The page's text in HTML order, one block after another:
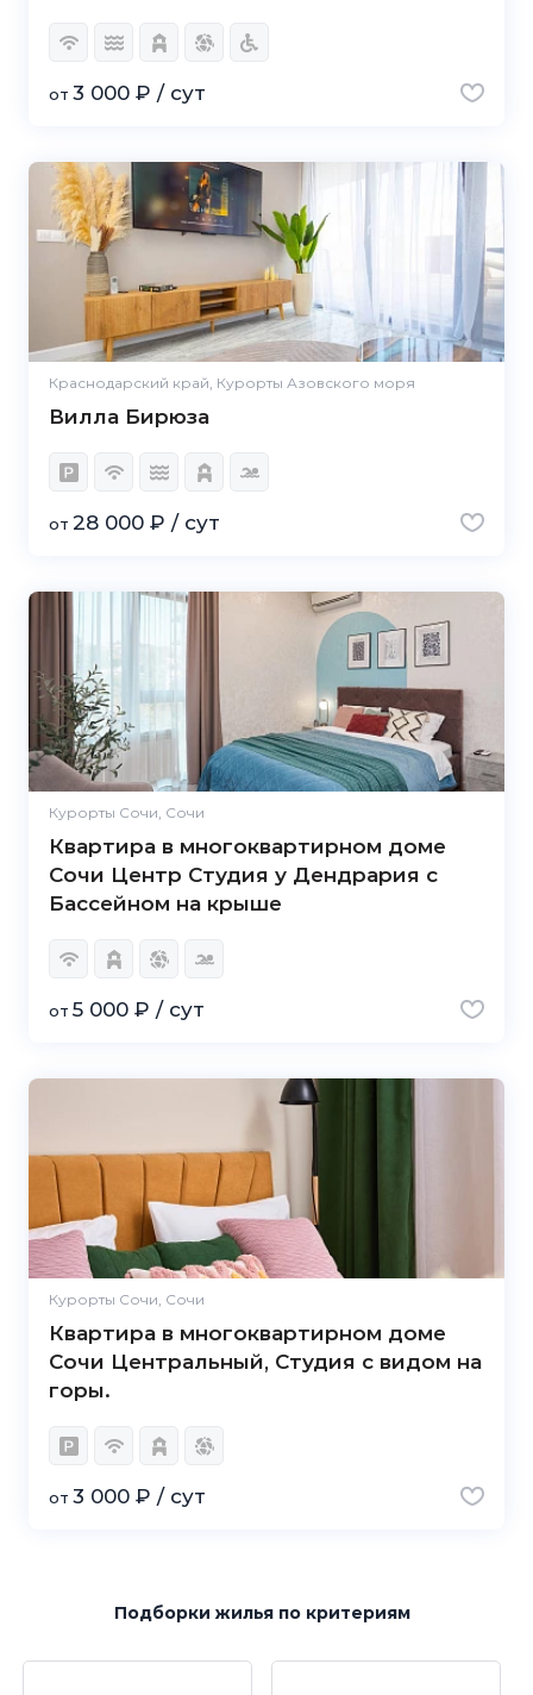
от 3 000 ₽ / сут
Краснодарский край, Курорты Азовского моря
Вилла Бирюза
от 28 000 ₽ / сут
Курорты Сочи, Сочи
Квартира в многоквартирном доме
Сочи Центр Студия у Дендрария с
Бассейном на крыше
от 5 000 ₽ / сут
Курорты Сочи, Сочи
Квартира в многоквартирном доме
Сочи Центральный, Студия с видом на
горы.
от 3 000 ₽ / сут
Подборки жильяпо критериям